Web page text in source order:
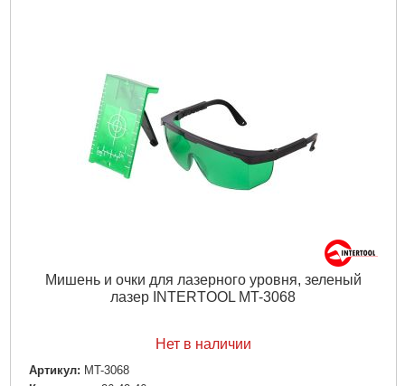
Мишень и очки для лазерного уровня, зеленый
лазер INTERTOOL MT-3068
Нет в наличии
Артикул: MT-3068